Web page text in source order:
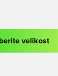
vpis kot član
velikost